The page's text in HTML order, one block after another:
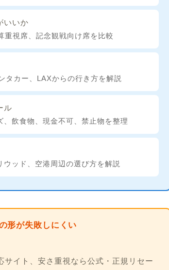
いいか
重視席、記念観戦向け席を比較
タカー、LAXからの行き方を解説
ル
飲食物、現金不可、禁止物を整理
ウッド、空港周辺の選び方を解説
形が失敗しにくい
サイト、安さ重視なら公式・正規リセー